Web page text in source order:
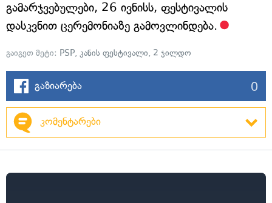
გამარჯვებულები, 26 ივნისს, ფესტივალის
დასკვნით ცერემონიაზე გამოვლინდება.
გაიგეთ მეტი: PSP, კანის ფესტივალი, 2 ჯილდო
გაზიარება 0
კომენტარები